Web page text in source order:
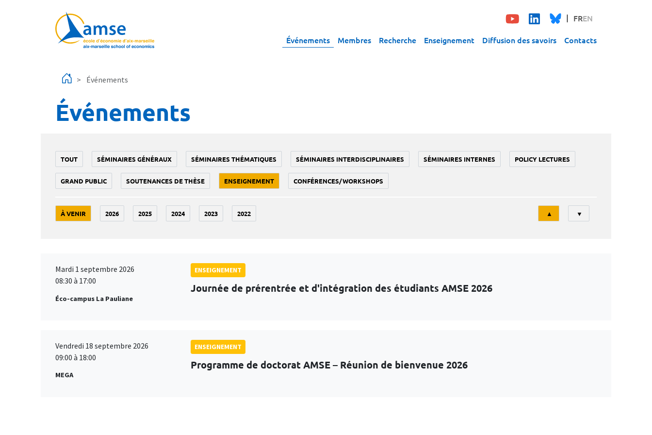
FREN
Événements Membres Recherche Enseignement Diffusion des savoirs Contacts
Événements
Événements
TOUT SÉMINAIRES GÉNÉRAUX SÉMINAIRES THÉMATIQUES SÉMINAIRES INTERDISCIPLINAIRES SÉMINAIRES INTERNES POLICY LECTURES
GRAND PUBLIC SOUTENANCES DE THÈSE ENSEIGNEMENT CONFÉRENCES/WORKSHOPS
À VENIR 2026 2025 2024 2023 2022
Tri
▲ ▼
Mardi 1 septembre 2026
08:30 à 17:00
Éco-campus La Pauliane
ENSEIGNEMENT
Journée de prérentrée et d'intégration des étudiants AMSE 2026
Vendredi 18 septembre 2026
09:00 à 18:00
MEGA
ENSEIGNEMENT
Programme de doctorat AMSE – Réunion de bienvenue 2026